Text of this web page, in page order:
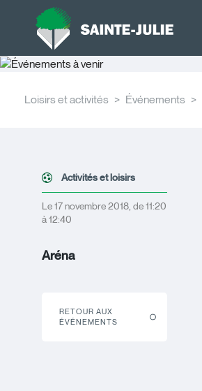
Loisirs et activités Événements
Activités et loisirs
Le 17 novembre 2018, de 11:20
à 12:40
Aréna
RETOUR AUX
ÉVÉNEMENTS